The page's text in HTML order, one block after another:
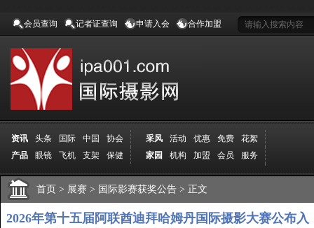
会员查询 记者证查询 申请入会 合作加盟
资讯 头条 国际 中国 协会 采风 活动 优惠 免费
花絮
产品
眼镜 飞机 支架 保健 家园 机构 加盟 会员
服务
地方
吉林 广西 山东 加拿大 空间 认证 寻友 发图
分享
学院
分院 导师 课程 报名 商城 推荐 器材
媒体
记者 报纸 杂志 视频 展赛 赛事 展馆 直通车 更多
首页 > 展赛 > 国际影赛获奖公告 > 正文
2026年第十五届阿联酋迪拜哈姆丹国际摄影大赛公布入